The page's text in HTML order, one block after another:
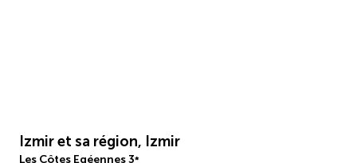
Izmir et sa région, Izmir
Les Côtes Egéennes3*